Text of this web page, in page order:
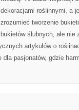
dekoracjami roślinnymi, a
zrozumieć tworzenie
bukietów ślubnych, ale nie
artykułów o
pasjonatów, gdzie